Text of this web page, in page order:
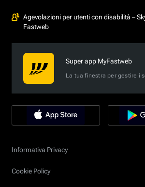
Agevolazioni per utenti con disabilità –
Fastweb
Super app MyFastweb
La tua finestra per gestire i
Informativa Privacy
Cookie Policy